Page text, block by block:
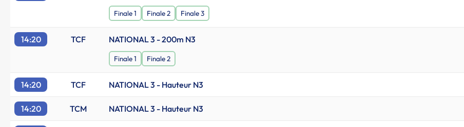
Finale 1 Finale 2 Finale 3
14:20 TCF NATIONAL 3 - 200m N3
Finale 1 Finale 2
14:20 TCF NATIONAL 3 - Hauteur N3
14:20 TCM NATIONAL 3 - Hauteur N3